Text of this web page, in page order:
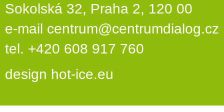
Sokolská 32, Praha 2, 120 00
e-mail centrum@centrumdialog.cz
tel. +420 608 917 760
design hot-ice.eu